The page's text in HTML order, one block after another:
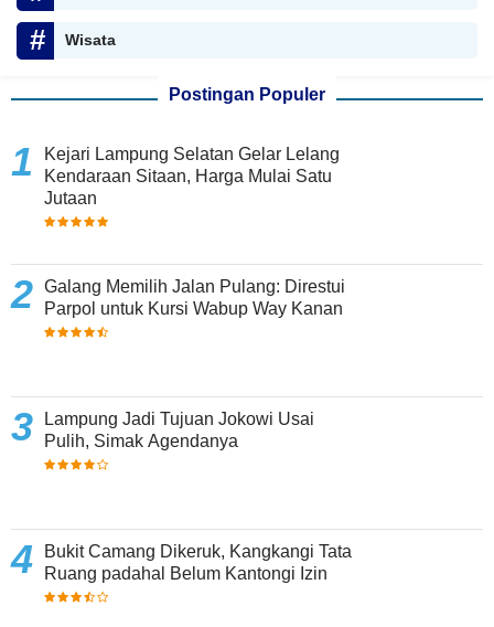
Wisata
Postingan Populer
Kejari Lampung Selatan Gelar Lelang
Kendaraan Sitaan, Harga Mulai Satu
Jutaan
Galang Memilih Jalan Pulang: Direstui
Parpol untuk Kursi Wabup Way Kanan
Lampung Jadi Tujuan Jokowi Usai
Pulih, Simak Agendanya
Bukit Camang Dikeruk, Kangkangi Tata
Ruang padahal Belum Kantongi Izin